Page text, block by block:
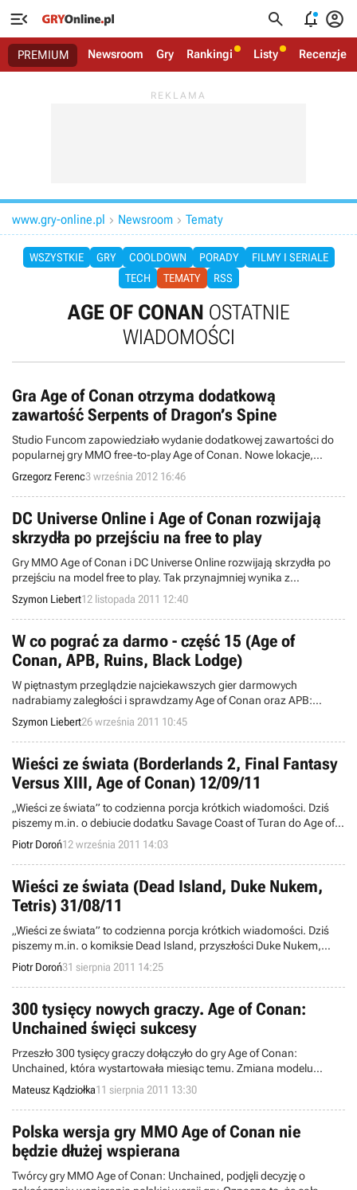
   
PREMIUM Newsroom Gry Rankingi Listy Recenzje
www.gry-online.pl  Newsroom  Tematy
WSZYSTKIE GRY COOLDOWN PORADY
FILMY I SERIALE
TECH
TEMATY RSS
AGE OF CONAN OSTATNIE
WIADOMOŚCI
Gra Age of Conan otrzyma dodatkową
zawartość Serpents of Dragon’s Spine
Studio Funcom zapowiedziało wydanie dodatkowej zawartości do
popularnej gry MMO free-to-play Age of Conan. Nowe lokacje,
nagrody i przedmioty skierowane do graczy z postaciami na 80.
poziomie pojawią się wraz z kolejnymi aktualizacjami tytułu.
Grzegorz Ferenc3 września 2012 16:46
DC Universe Online i Age of Conan rozwijają
skrzydła po przejściu na free to play
Gry MMO Age of Conan i DC Universe Online rozwijają skrzydła po
przejściu na model free to play. Tak przynajmniej wynika z
wypowiedzi ich twórców, czyli studia Funcom oraz firmy Sony Online
Entertainment, którzy pochwalili się napływem nowych graczy.
Szymon Liebert12 listopada 2011 12:40
W co pograć za darmo - część 15 (Age of
Conan, APB, Ruins, Black Lodge)
W piętnastym przeglądzie najciekawszych gier darmowych
nadrabiamy zaległości i sprawdzamy Age of Conan oraz APB:
Reloaded. Oprócz tego, mówimy o zaskakujących niezależnych
produkcjach Ruins i Black Lodge oraz streszczamy najważniejsze
wydarzenia ze świata free to play.
Szymon Liebert26 września 2011 10:45
Wieści ze świata (Borderlands 2, Final Fantasy
Versus XIII, Age of Conan) 12/09/11
„Wieści ze świata” to codzienna porcja krótkich wiadomości. Dziś
piszemy m.in. o debiucie dodatku Savage Coast of Turan do Age of
Conan, współpracy Gearbox Software z fanami Borderlands, a
także o rozpoczęciu głównej fazy produkcji Final Fantasy Versus
XIII. Zapraszamy do lektury.
Piotr Doroń12 września 2011 14:03
Wieści ze świata (Dead Island, Duke Nukem,
Tetris) 31/08/11
„Wieści ze świata” to codzienna porcja krótkich wiadomości. Dziś
piszemy m.in. o komiksie Dead Island, przyszłości Duke Nukem,
ścieżce dźwiękowej do Bodycount, wstrzymaniu prac nad Inemeri, a
także darmowym Tetrisie na Androida. Zapraszamy do lektury.
Piotr Doroń31 sierpnia 2011 14:25
300 tysięcy nowych graczy. Age of Conan:
Unchained święci sukcesy
Przeszło 300 tysięcy graczy dołączyło do gry Age of Conan:
Unchained, która wystartowała miesiąc temu. Zmiana modelu
biznesowego przez Funcom spowodowała przyrost aktywności na
serwerach oraz zwiekszenie liczby subskrybentów płatnej wersji gry.
Mateusz Kądziołka11 sierpnia 2011 13:30
Polska wersja gry MMO Age of Conan nie
będzie dłużej wspierana
Twórcy gry MMO Age of Conan: Unchained, podjęli decyzję o